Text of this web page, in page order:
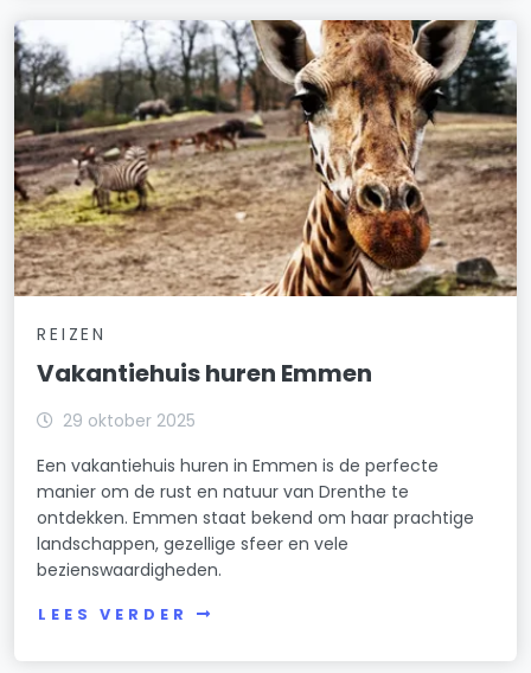
REIZEN
Vakantiehuis huren Emmen
29 oktober 2025
Een vakantiehuis huren in Emmen is de perfecte
manier om de rust en natuur van Drenthe te
ontdekken. Emmen staat bekend om haar prachtige
landschappen, gezellige sfeer en vele
bezienswaardigheden.
LEES VERDER